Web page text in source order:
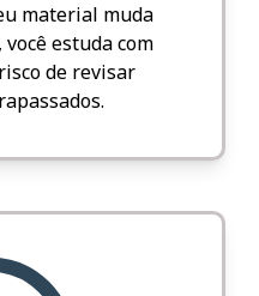
material muda
estuda com
de revisar